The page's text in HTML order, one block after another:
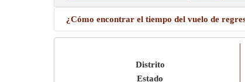
¿Cómo encontrar el tiempo del vuelo de
Distrito
Estado